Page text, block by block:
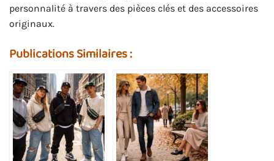
personnalité à travers des pièces clés et des accessoires
originaux.
Publications Similaires :